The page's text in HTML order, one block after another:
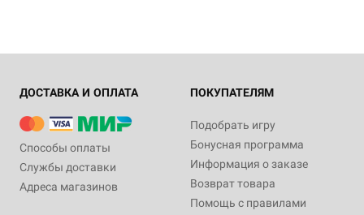
ДОСТАВКА И ОПЛАТА
Способы оплаты
Службы доставки
Адреса магазинов
ПОКУПАТЕЛЯМ
Подобрать игру
Бонусная программа
Информация о заказе
Возврат товара
Помощь с правилами